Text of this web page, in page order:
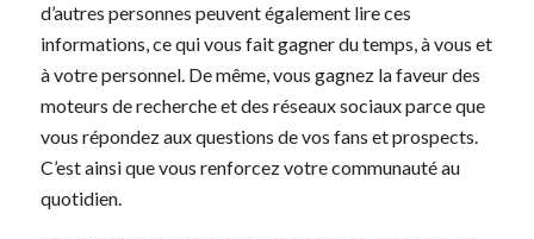
d’autres personnes peuvent également lire ces
informations, ce qui vous fait gagner du temps, à vous et
à votre personnel. De même, vous gagnez la faveur des
moteurs de recherche et des réseaux sociaux parce que
vous répondez aux questions de vos fans et prospects.
C’est ainsi que vous renforcez votre communauté au
quotidien.